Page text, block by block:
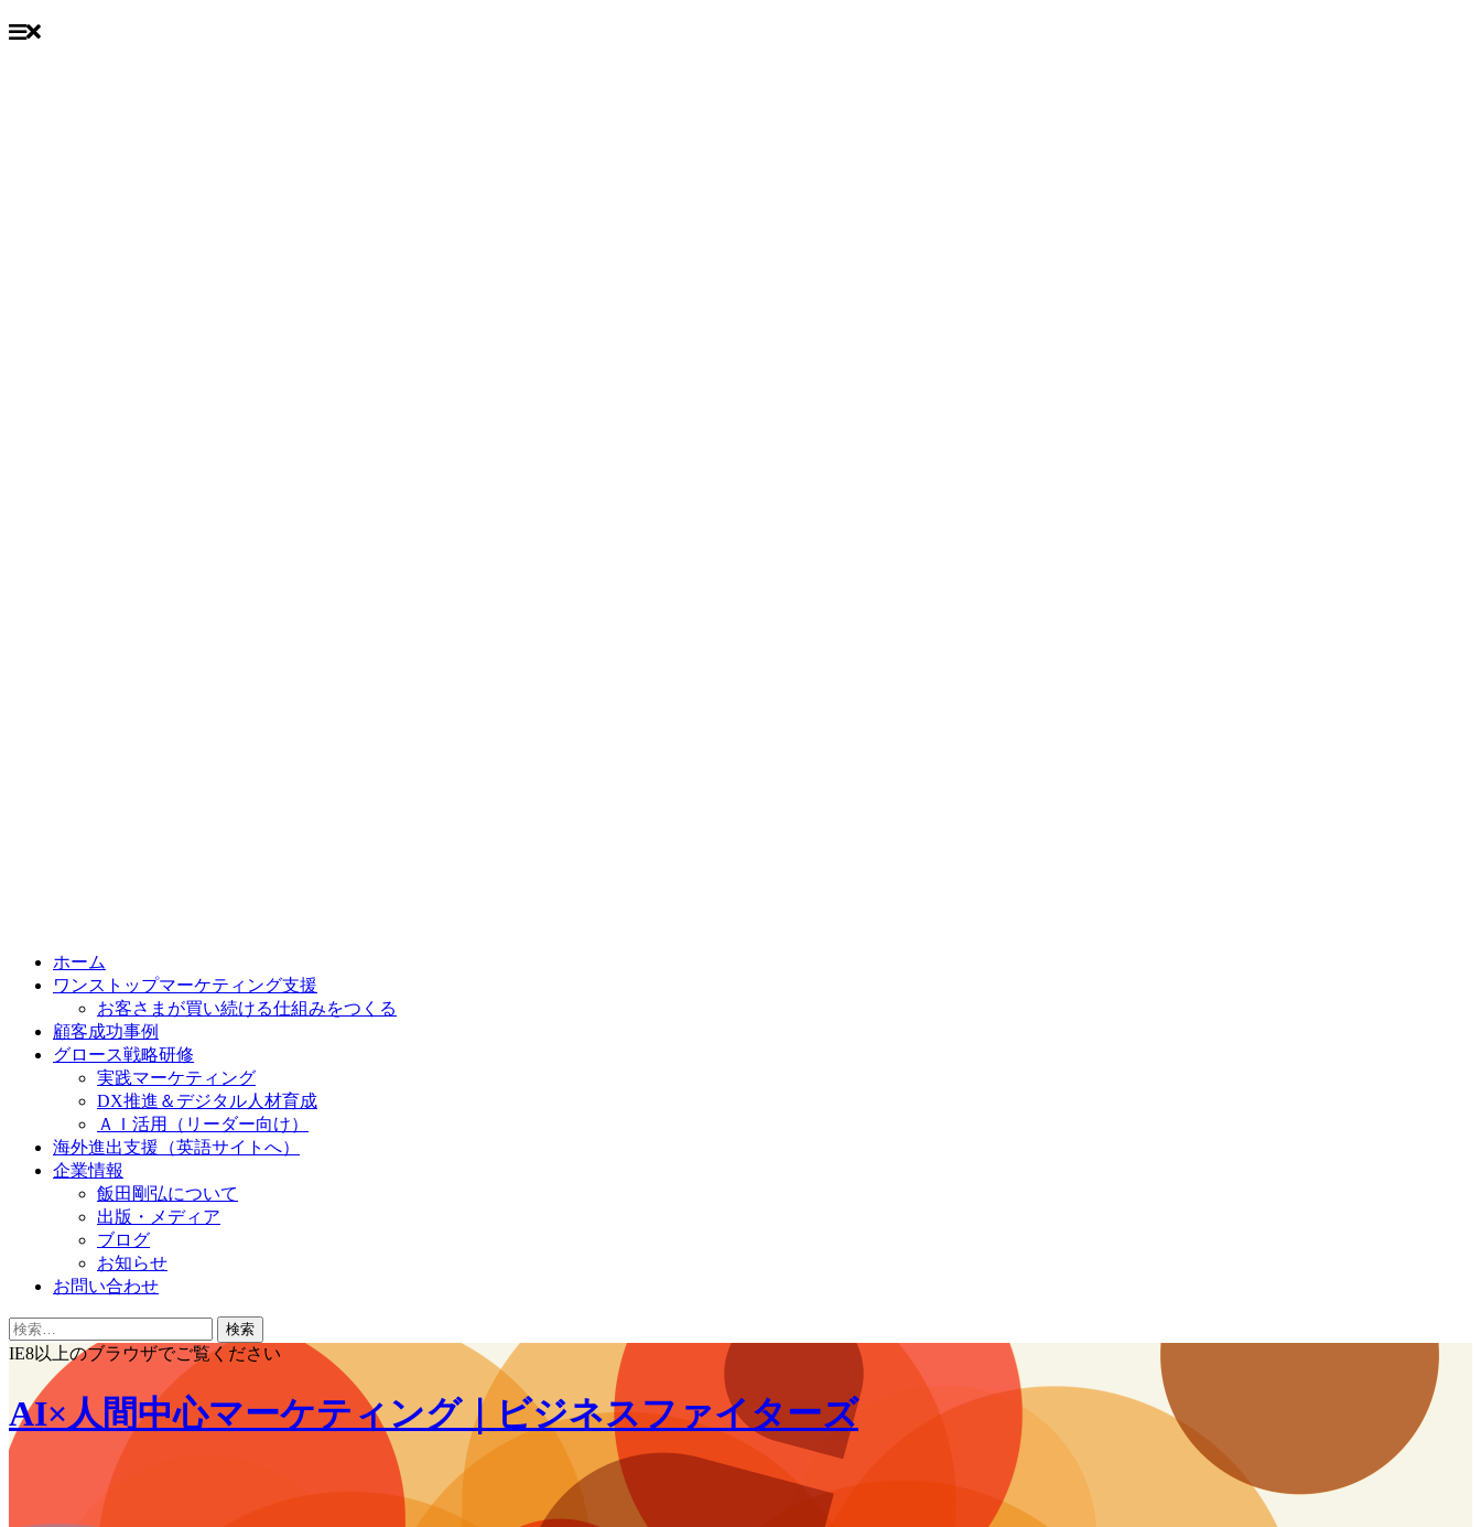
content
ホーム
ワンストップマーケティング支援
お客さまが買い続ける仕組みをつくる
顧客成功事例
グロース戦略研修
実践マーケティング
DX推進＆デジタル人材育成
ＡＩ活用（リーダー向け）
海外進出支援（英語サイトへ）
企業情報
飯田剛弘について
出版・メディア
ブログ
お知らせ
お問い合わせ
検
索:
IE8以上のブラウザでご覧ください
AI×人間中心マーケティング｜ビジネスファイターズ